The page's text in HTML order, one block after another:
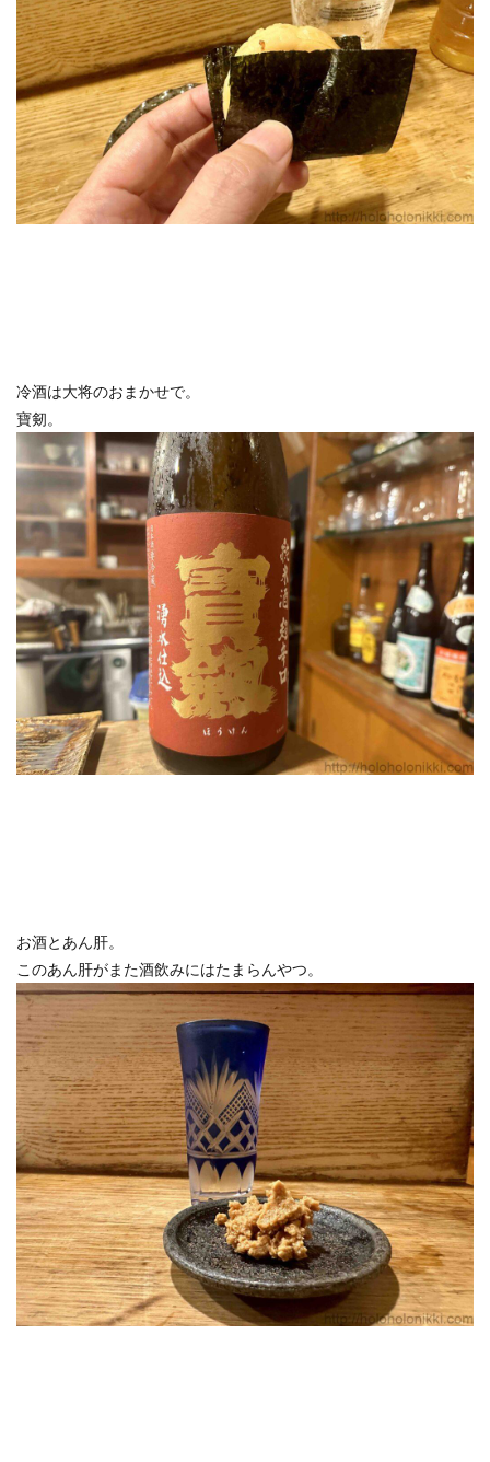
冷酒は大将のおまかせで。
寶剱。
お酒とあん肝。
このあん肝がまた酒飲みにはたまらんやつ。